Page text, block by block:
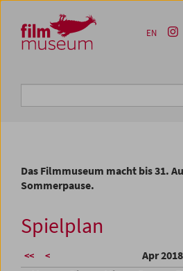
Zum Inhalt
Zum Hauptmenü
Zur Servicenavigation
Zum Suche
EN
Das Filmmuseum macht bis 31.
Sommerpause.
Spielplan
<< < Apr 2018